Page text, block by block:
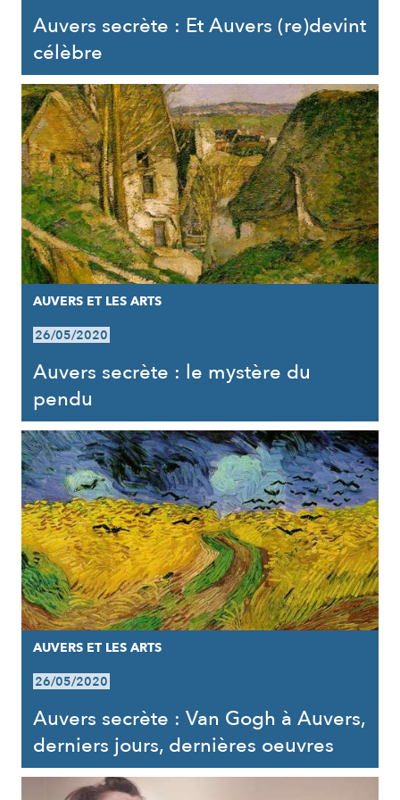
Auvers secrète : Et Auvers (re)devint
célèbre
AUVERS ET LES ARTS
26/05/2020
Auvers secrète : le mystère du
pendu
AUVERS ET LES ARTS
26/05/2020
Auvers secrète : Van Gogh à Auvers,
derniers jours, dernières oeuvres